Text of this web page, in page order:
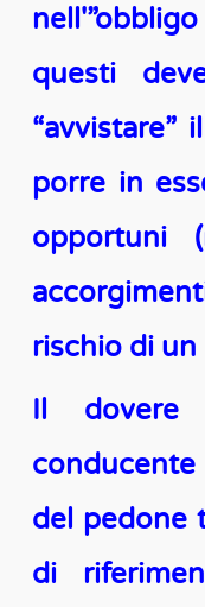
questi
“avvistare”
porre in
opportuni
rischio di
Il dovere
conducente
del pedone
di